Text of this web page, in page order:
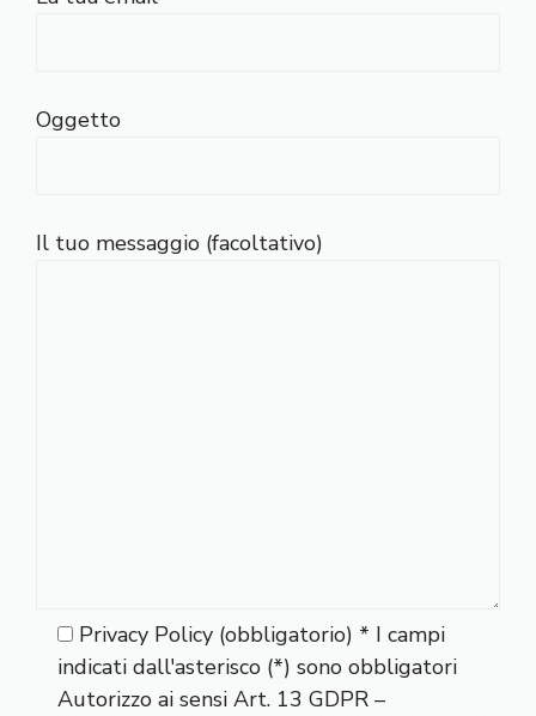
Oggetto
Il tuo messaggio (facoltativo)
Privacy Policy (obbligatorio) * I campi
indicati dall'asterisco (*) sono obbligatori
Autorizzo ai sensi Art. 13 GDPR –